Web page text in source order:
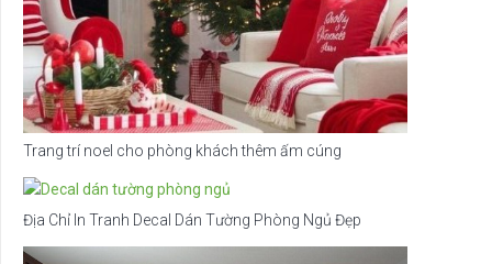
Trang trí noel cho phòng khách thêm ấm cúng
Địa Chỉ In Tranh Decal Dán Tường Phòng Ngủ Đẹp